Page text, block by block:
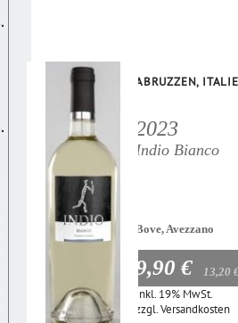
ABRUZZEN,
2023
Indio Bianco
Bove, Avezzano
9,90 € 13,20
Inkl. 19% MwSt.
zzgl.Versandkosten